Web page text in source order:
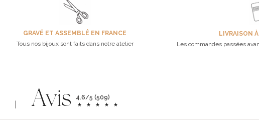
GRAVÉ ET ASSEMBLÉ EN FRANCE
Tous nos bijoux sont faits dans notre atelier
LIVRAISON
Les commandes passées
Avis 4.6/5 (509)